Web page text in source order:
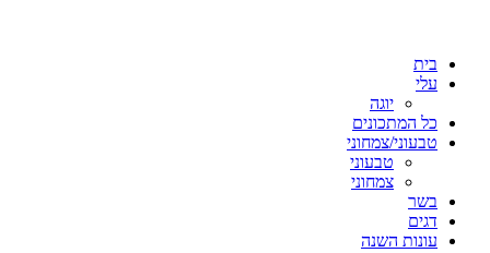
בית
עלי
יוגה
כל המתכונים
טבעוני/צמחוני
טבעוני
צמחוני
בשר
דגים
עונות השנה